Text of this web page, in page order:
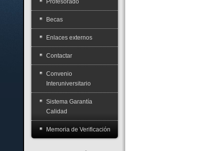
Profesorado
Becas
Enlaces externos
Contactar
Convenio
Interuniversitario
Sistema Garantía
Calidad
Memoria de Verificación